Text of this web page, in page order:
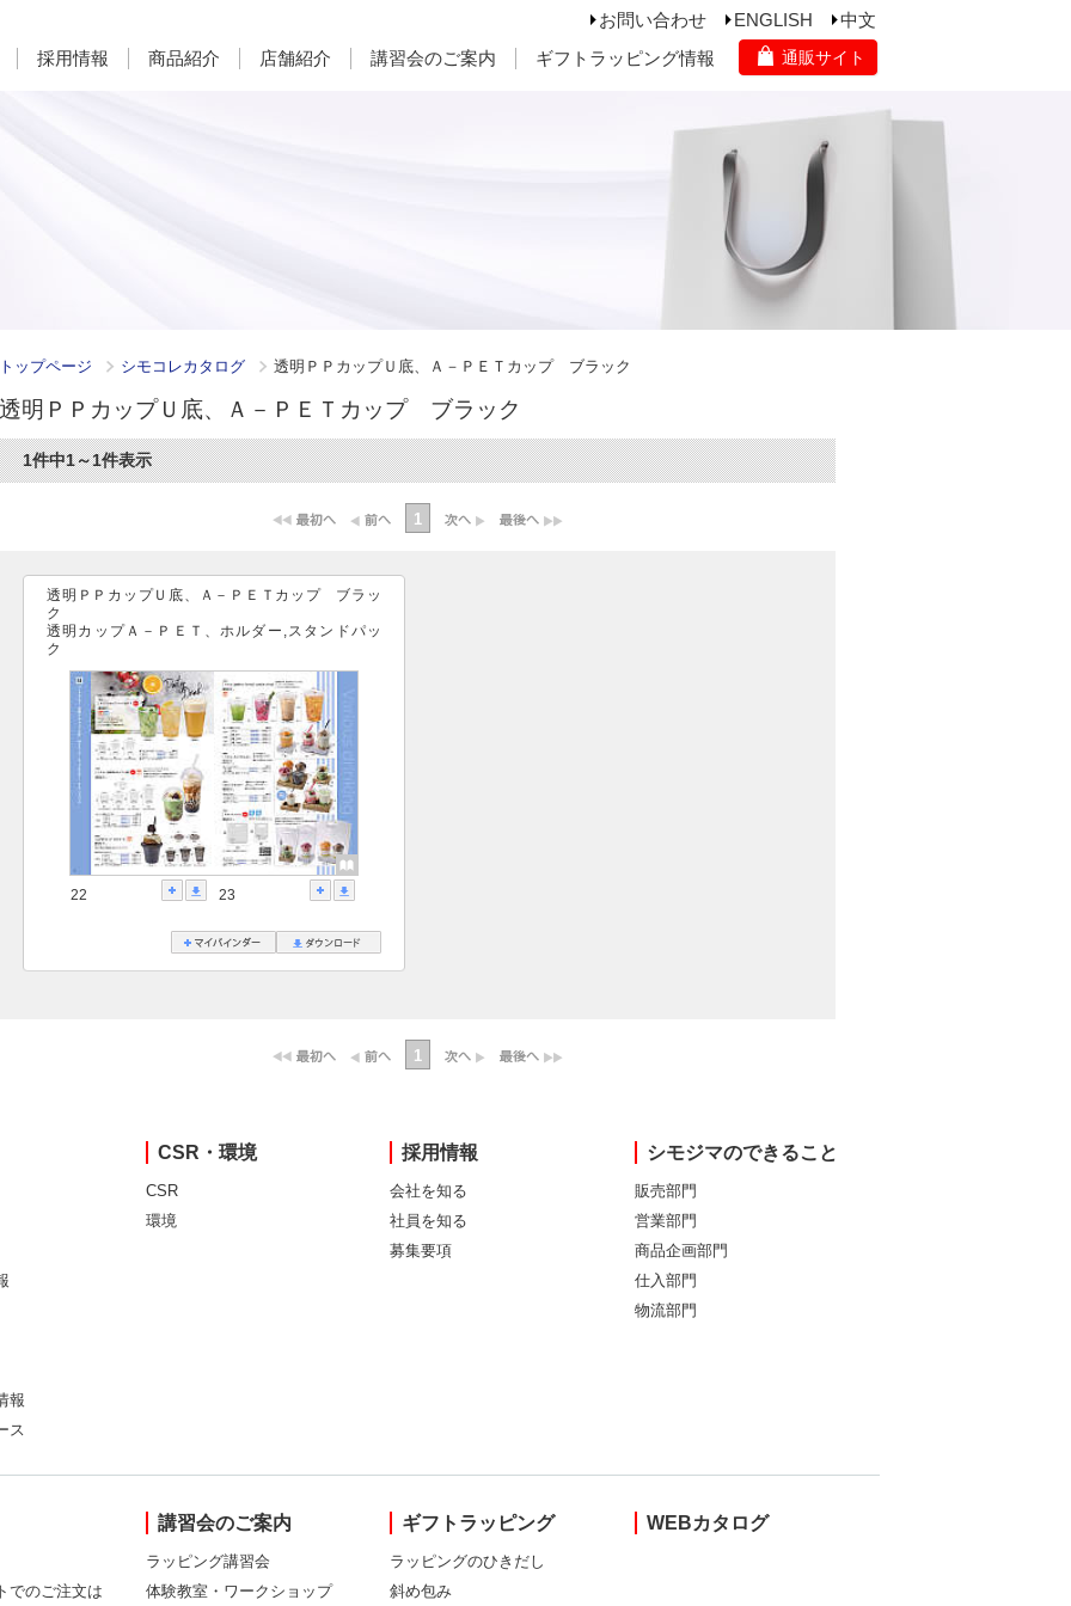
お問い合わせ ENGLISH
中文
採用情報 商品紹介 店舗紹介 講習会のご案内 ギフトラッピング情報 通販サイト
トップページ シモコレカタログ 透明ＰＰカップＵ底、Ａ－ＰＥＴカップ ブラック
透明ＰＰカップＵ底、Ａ－ＰＥＴカップ ブラック
1件中1～1件表示
1
透明ＰＰカップＵ底、Ａ－ＰＥＴカップ ブラッ
ク
透明カップＡ－ＰＥＴ、ホルダー,スタンドパッ
ク
22 23
1
報
ス
CSR・環境
CSR
環境
採用情報
会社を知る
社員を知る
募集要項
シモジマのできること
販売部門
営業部門
商品企画部門
仕入部門
物流部門
でのご注文は
講習会のご案内
ラッピング講習会
体験教室・ワークショップ
ギフトラッピング
ラッピングのひきだし
斜め包み
WEBカタログ